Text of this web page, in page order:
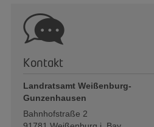
Kontakt
Landratsamt Weißenburg-
Gunzenhausen
Bahnhofstraße 2